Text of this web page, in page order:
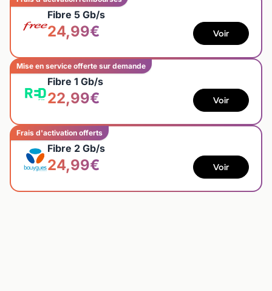
Fibre 5 Gb/s
24,99€ Voir
Mise en service offerte sur demande
Fibre 1 Gb/s
22,99€ Voir
Frais d'activation offerts
Fibre 2 Gb/s
24,99€ Voir